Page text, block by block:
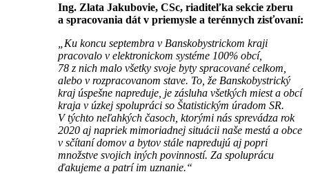
Ing. Zlata Jakubovie, CSc, riaditeľka sekcie zberu
a spracovania dát v priemysle a terénnych zisťovaní:
„Ku koncu septembra v Banskobystrickom kraji
pracovalo v elektronickom systéme 100% obcí,
78 z nich malo všetky svoje byty spracované celkom,
alebo v rozpracovanom stave. To, že Banskobystrický
kraj úspešne napreduje, je zásluha všetkých miest a obcí
kraja v úzkej spolupráci so Štatistickým úradom SR.
V týchto neľahkých časoch, ktorými nás sprevádza rok
2020 aj napriek mimoriadnej situácii naše mestá a obce
v sčítaní domov a bytov stále napredujú aj popri
množstve svojich iných povinností. Za spoluprácu
ďakujeme a patrí im uznanie.“